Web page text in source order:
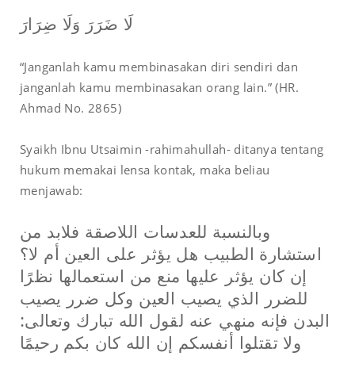
لَا ضَرَرَ وَلَا ضِرَارَ
“Janganlah kamu membinasakan diri sendiri dan
janganlah kamu membinasakan orang lain.” (HR.
Ahmad No. 2865)
Syaikh Ibnu Utsaimin -rahimahullah- ditanya tentang
hukum memakai lensa kontak, maka beliau
menjawab:
وبالنسبة للعدسات اللاصقة فلابد من
استشارة الطبيب هل يؤثر على العين أم لا؟
إن كان يؤثر عليها منع من استعمالها نظرًا
للضرر الذي يصيب العين وكل ضرر يصيب
البدن فإنه منهي عنه لقول الله تبارك وتعالى:
ولا تقتلوا أنفسكم إن الله كان بكم رحيمًا